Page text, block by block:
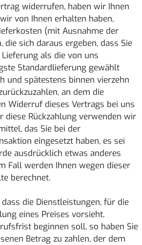
widerrufen, haben wir Ihnen
von Ihnen erhalten haben,
(mit Ausnahme der
die sich daraus ergeben, dass Sie
als die von uns
Standardlieferung gewählt
und spätestens binnen vierzehn
an dem die
Widerruf dieses Vertrags bei uns
diese Rückzahlung verwenden wir
das Sie bei der
eingesetzt haben, es sei
ausdrücklich etwas anderes
Fall werden Ihnen wegen dieser
berechnet.
die Dienstleistungen, für die
eines Preises vorsieht,
beginnen soll, so haben Sie
Betrag zu zahlen, der dem